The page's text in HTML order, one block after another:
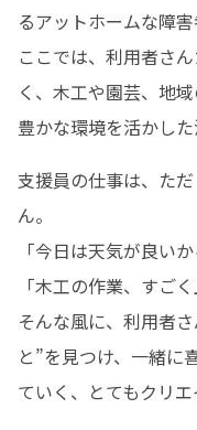
るアットホームな障害
ここでは、利用者さ
く、木工や園芸、地
豊かな環境を活かした
支援員の仕事は、た
ん。
「今日は天気が良い
「木工の作業、すご
そんな風に、利用者
と”を見つけ、一緒に
ていく、とてもクリエ